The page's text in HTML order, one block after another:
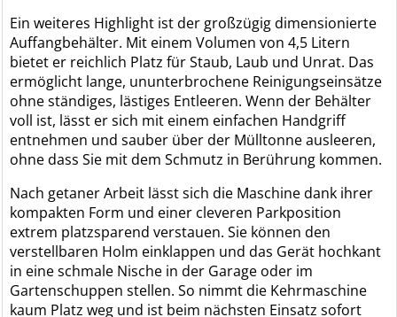
Ein weiteres Highlight ist der großzügig dimensionierte
Auffangbehälter. Mit einem Volumen von 4,5 Litern
bietet er reichlich Platz für Staub, Laub und Unrat. Das
ermöglicht lange, ununterbrochene Reinigungseinsätze
ohne ständiges, lästiges Entleeren. Wenn der Behälter
voll ist, lässt er sich mit einem einfachen Handgriff
entnehmen und sauber über der Mülltonne ausleeren,
ohne dass Sie mit dem Schmutz in Berührung kommen.
Nach getaner Arbeit lässt sich die Maschine dank ihrer
kompakten Form und einer cleveren Parkposition
extrem platzsparend verstauen. Sie können den
verstellbaren Holm einklappen und das Gerät hochkant
in eine schmale Nische in der Garage oder im
Gartenschuppen stellen. So nimmt die Kehrmaschine
kaum Platz weg und ist beim nächsten Einsatz sofort